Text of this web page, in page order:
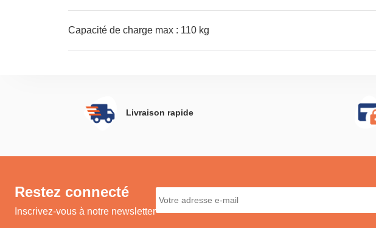
Capacité de charge max : 110 kg
Livraison rapide
Restez connecté
Inscrivez-vous à notre newsletter